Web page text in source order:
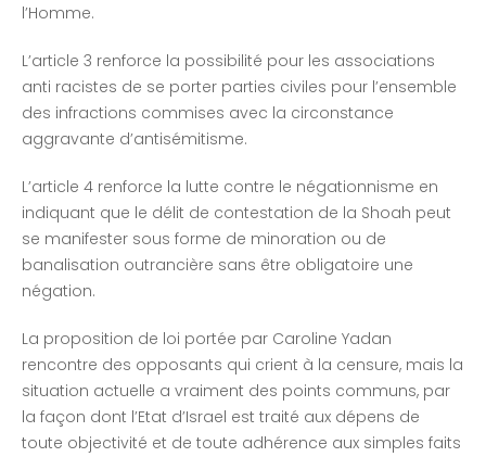
l’Homme.
L’article 3 renforce la possibilité pour les associations
anti racistes de se porter parties civiles pour l’ensemble
des infractions commises avec la circonstance
aggravante d’antisémitisme.
L’article 4 renforce la lutte contre le négationnisme en
indiquant que le délit de contestation de la Shoah peut
se manifester sous forme de minoration ou de
banalisation outrancière sans être obligatoire une
négation.
La proposition de loi portée par Caroline Yadan
rencontre des opposants qui crient à la censure, mais la
situation actuelle a vraiment des points communs, par
la façon dont l’Etat d’Israel est traité aux dépens de
toute objectivité et de toute adhérence aux simples faits